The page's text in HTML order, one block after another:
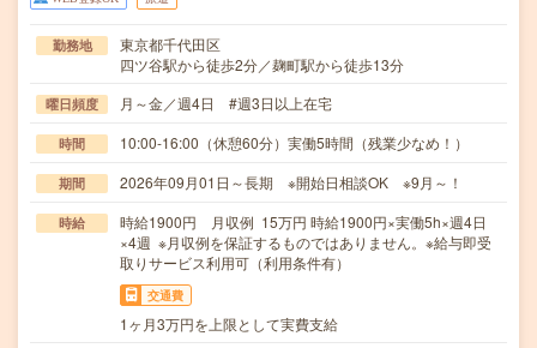
勤務地
東京都千代田区
四ツ谷駅から徒歩2分／麹町駅から徒歩13分
曜日頻度 月～金／週4日 #週3日以上在宅
時間 10:00-16:00（休憩60分）実働5時間（残業少なめ！）
期間 2026年09月01日～長期 ※開始日相談OK ※9月～！
時給
時給1900円 月収例 15万円 時給1900円×実働5h×週4日
×4週 ※月収例を保証するものではありません。※給与即受
取りサービス利用可（利用条件有）
交通費
1ヶ月3万円を上限として実費支給